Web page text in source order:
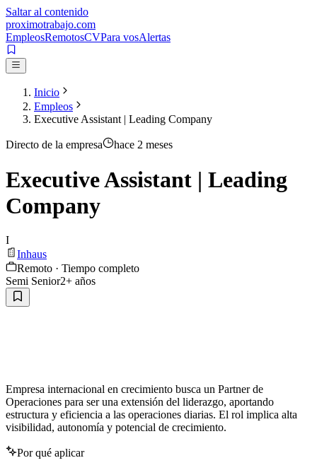
Saltar al contenido
proximotrabajo.com
EmpleosRemotosCVPara vosAlertas
Inicio
Empleos
Executive Assistant | Leading Company
Directo de la empresa hace 2 meses
Executive Assistant | Leading
Company
I
Inhaus
Remoto · Tiempo completo
Semi Senior2+ años
Empresa internacional en crecimiento busca un Partner de
Operaciones para ser una extensión del liderazgo, aportando
estructura y eficiencia a las operaciones diarias. El rol implica alta
visibilidad, autonomía y potencial de crecimiento.
Por qué aplicar